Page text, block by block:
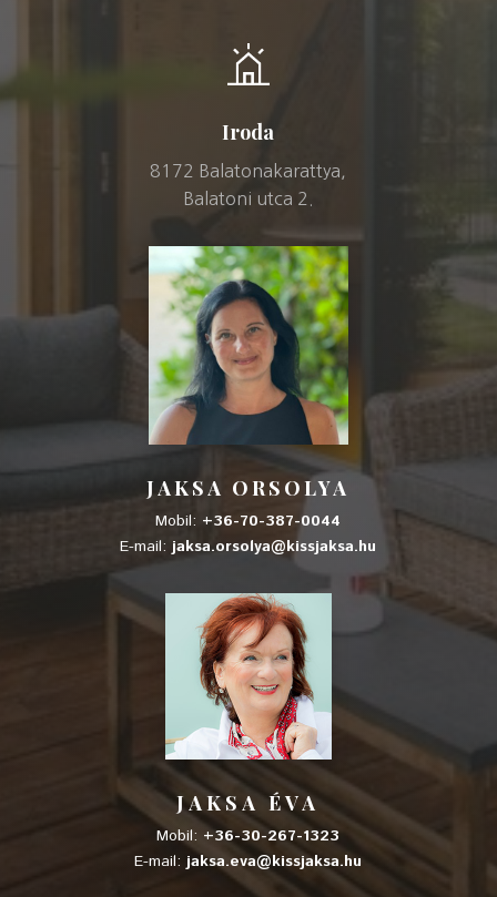
Iroda
8172 Balatonakarattya,
Balatoni utca 2.
JAKSA ORSOLYA
Mobil: +36-70-387-0044
E-mail:jaksa.orsolya@kissjaksa.hu
JAKSA ÉVA
Mobil: +36-30-267-1323
E-mail:jaksa.eva@kissjaksa.hu